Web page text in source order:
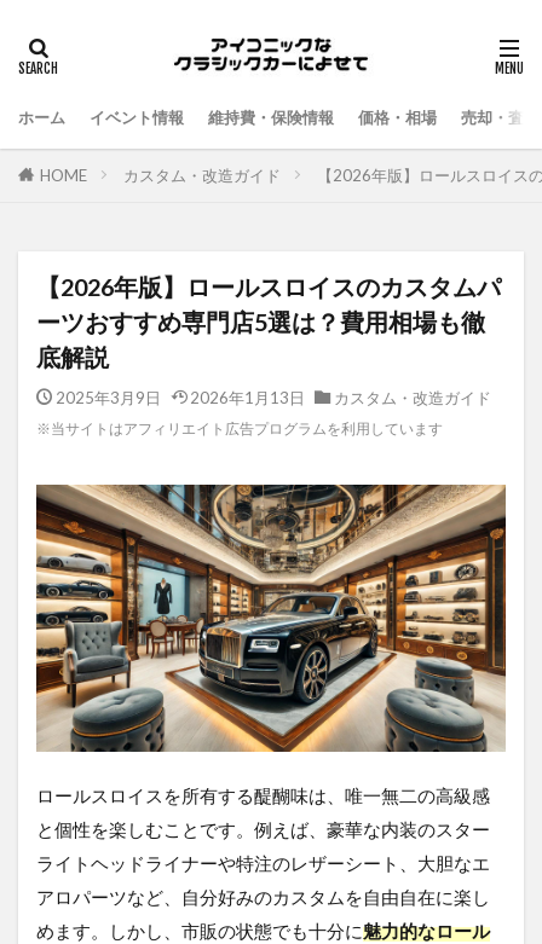
ホーム イベント情報 維持費・保険情報 価格・相場 売却・査
HOME カスタム・改造ガイド 【2026年版】ロールスロイス
【2026年版】ロールスロイスのカスタムパ
ーツおすすめ専門店5選は？費用相場も徹
底解説
2025年3月9日 2026年1月13日 カスタム・改造ガイド
※当サイトはアフィリエイト広告プログラムを利用しています
ロールスロイスを所有する醍醐味は、唯一無二の高級感
と個性を楽しむことです。例えば、豪華な内装のスター
ライトヘッドライナーや特注のレザーシート、大胆なエ
アロパーツなど、自分好みのカスタムを自由自在に楽し
めます。しかし、市販の状態でも十分に魅力的なロール